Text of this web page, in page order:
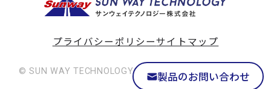
製品のお問い合わせ
プライバシーポリシーサイトマップ
© SUN WAY TECHNOLOGY Co., Ltd. All rights reserved